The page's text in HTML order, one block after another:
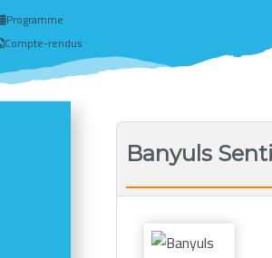
Programme
Compte-rendus
Banyuls